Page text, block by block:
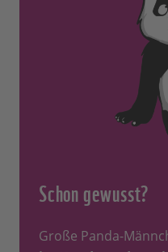
Schon gewusst?
Große Panda-